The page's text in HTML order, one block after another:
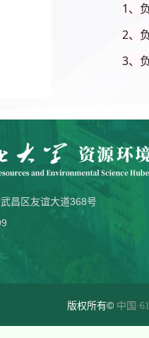
1、
2、
3、
昌区友谊大道368号
版权所有© 中国